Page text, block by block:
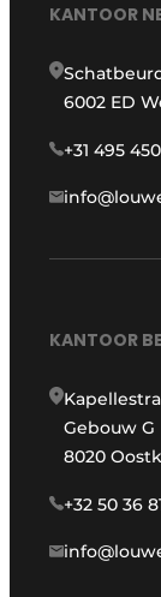
KANTOOR
6002 ED
+31 495
KANTOOR
Gebouw G
8020
+32 50 36